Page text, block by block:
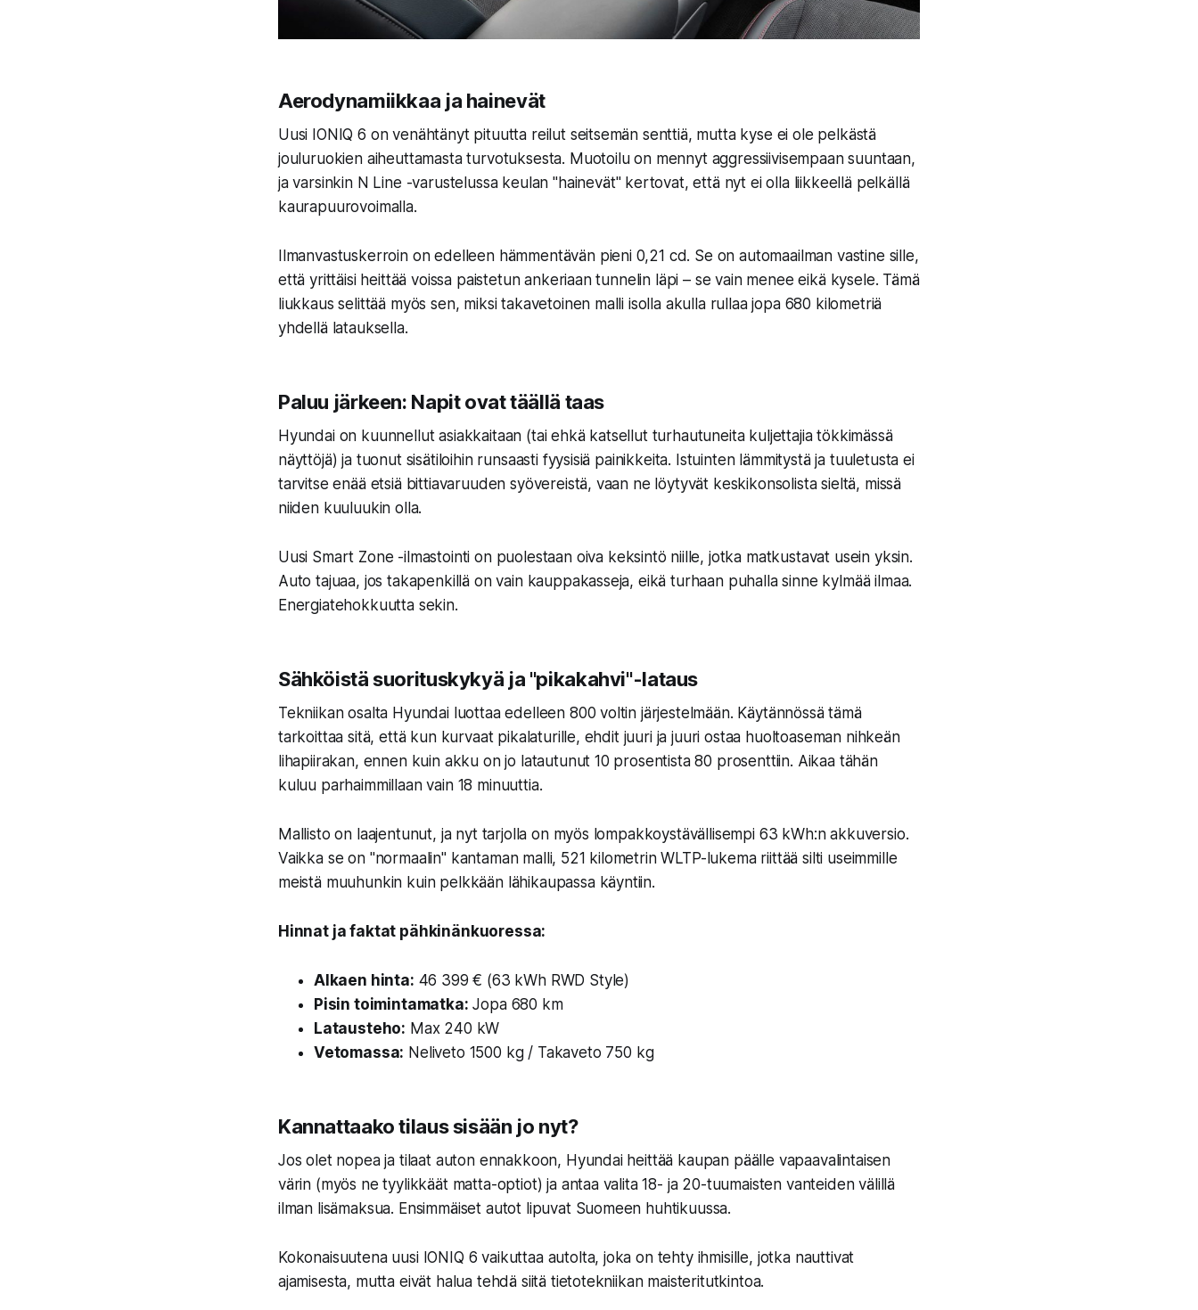
Aerodynamiikkaa ja hainevät
Uusi IONIQ 6 on venähtänyt pituutta reilut seitsemän senttiä, mutta kyse ei ole pelkästä
jouluruokien aiheuttamasta turvotuksesta. Muotoilu on mennyt aggressiivisempaan suuntaan,
ja varsinkin N Line -varustelussa keulan "hainevät" kertovat, että nyt ei olla liikkeellä pelkällä
kaurapuurovoimalla.
Ilmanvastuskerroin on edelleen hämmentävän pieni 0,21 cd. Se on automaailman vastine sille,
että yrittäisi heittää voissa paistetun ankeriaan tunnelin läpi – se vain menee eikä kysele. Tämä
liukkaus selittää myös sen, miksi takavetoinen malli isolla akulla rullaa jopa 680 kilometriä
yhdellä latauksella.
Paluu järkeen: Napit ovat täällä taas
Hyundai on kuunnellut asiakkaitaan (tai ehkä katsellut turhautuneita kuljettajia tökkimässä
näyttöjä) ja tuonut sisätiloihin runsaasti fyysisiä painikkeita. Istuinten lämmitystä ja tuuletusta ei
tarvitse enää etsiä bittiavaruuden syövereistä, vaan ne löytyvät keskikonsolista sieltä, missä
niiden kuuluukin olla.
Uusi Smart Zone -ilmastointi on puolestaan oiva keksintö niille, jotka matkustavat usein yksin.
Auto tajuaa, jos takapenkillä on vain kauppakasseja, eikä turhaan puhalla sinne kylmää ilmaa.
Energiatehokkuutta sekin.
Sähköistä suorituskykyä ja "pikakahvi"-lataus
Tekniikan osalta Hyundai luottaa edelleen 800 voltin järjestelmään. Käytännössä tämä
tarkoittaa sitä, että kun kurvaat pikalaturille, ehdit juuri ja juuri ostaa huoltoaseman nihkeän
lihapiirakan, ennen kuin akku on jo latautunut 10 prosentista 80 prosenttiin. Aikaa tähän
kuluu parhaimmillaan vain 18 minuuttia.
Mallisto on laajentunut, ja nyt tarjolla on myös lompakkoystävällisempi 63 kWh:n akkuversio.
Vaikka se on "normaalin" kantaman malli, 521 kilometrin WLTP-lukema riittää silti useimmille
meistä muuhunkin kuin pelkkään lähikaupassa käyntiin.
Hinnat ja faktat pähkinänkuoressa:
Alkaen hinta: 46 399 € (63 kWh RWD Style)
Pisin toimintamatka: Jopa 680 km
Latausteho: Max 240 kW
Vetomassa: Neliveto 1500 kg / Takaveto 750 kg
Kannattaako tilaus sisään jo nyt?
Jos olet nopea ja tilaat auton ennakkoon, Hyundai heittää kaupan päälle vapaavalintaisen
värin (myös ne tyylikkäät matta-optiot) ja antaa valita 18- ja 20-tuumaisten vanteiden välillä
ilman lisämaksua. Ensimmäiset autot lipuvat Suomeen huhtikuussa.
Kokonaisuutena uusi IONIQ 6 vaikuttaa autolta, joka on tehty ihmisille, jotka nauttivat
ajamisesta, mutta eivät halua tehdä siitä tietotekniikan maisteritutkintoa.